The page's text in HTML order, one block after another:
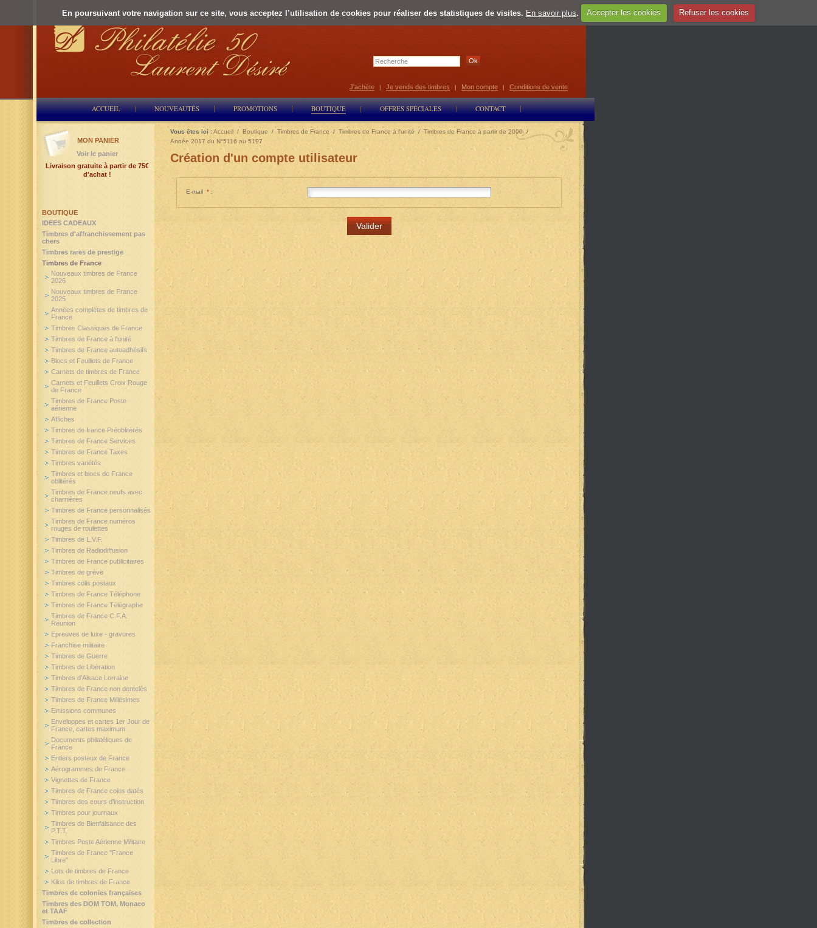
En poursuivant votre navigation sur ce site, vous acceptez l’utilisation de cookies pour réaliser des statistiques de visites. En savoir plus. Accepter les cookies Refuser les cookies
Select Language ▼
ACCUEIL NOUVEAUTÉS PROMOTIONS BOUTIQUE OFFRES SPÉCIALES CONTACT
J'achète | Je vends des timbres | Mon compte | Conditions de vente
Vous êtes ici :Accueil / Boutique /Timbres de France / Timbres de France à l'unité / Timbres de France à partir de 2000/
Année 2017 du N°5116 au 5197
Création d'un compte utilisateur
E-mail * :
BOUTIQUE
IDEES CADEAUX
Timbres d'affranchissement pas
chers
Timbres rares de prestige
Timbres de France
Nouveaux timbres de France
2026
Nouveaux timbres de France
2025
Années complètes de timbres de
France
Timbres Classiques de France
Timbres de France à l'unité
Timbres de France autoadhésifs
Blocs et Feuillets de France
Carnets de timbres de France
Carnets et Feuillets Croix Rouge
de France
Timbres de France Poste
aérienne
Affiches
Timbres de france Préoblitérés
Timbres de France Services
Timbres de France Taxes
Timbres variétés
Timbres et blocs de France
oblitérés
Timbres de France neufs avec
charnières
Timbres de France personnalisés
Timbres de France numéros
rouges de roulettes
Timbres de L.V.F.
Timbres de Radiodiffusion
Timbres de France publicitaires
Timbres de grève
Timbres colis postaux
Timbres de France Téléphone
Timbres de France Télégraphe
Timbres de France C.F.A.
Réunion
Epreuves de luxe - gravures
Franchise militaire
Timbres de Guerre
Timbres de Libération
Timbres d'Alsace Lorraine
Timbres de France non dentelés
Timbres de France Millésimes
Emissions communes
Enveloppes et cartes 1er Jour de
France, cartes maximum
Documents philatéliques de
France
Entiers postaux de France
Aérogrammes de France
Vignettes de France
Timbres de France coins datés
Timbres des cours d'instruction
Timbres pour journaux
Timbres de Bienfaisance des
P.T.T.
Timbres Poste Aérienne Militaire
Timbres de France "France
Libre"
Lots de timbres de France
Kilos de timbres de France
Timbres de colonies françaises
Timbres des DOM TOM, Monaco
et TAAF
Timbres de collection
MON PANIER
Voir le panier
Livraison gratuite à partir de 75€
d'achat !